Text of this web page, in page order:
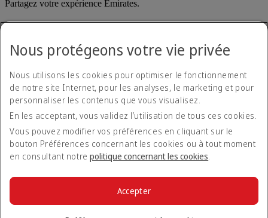
Partagez votre expérience Emirates.
Déclaration d'accessibilité
Nous contacter
Politique de confidentialité
Conditions générales
Politique en matière de cookies
Cyber-sécurité
© 2026 The Emirates Group. Tous droits réservés.
Nous protégeons votre vie privée
Nous utilisons les cookies pour optimiser le fonctionnement
de notre site Internet, pour les analyses, le marketing et pour
personnaliser les contenus que vous visualisez.
En les acceptant, vous validez l’utilisation de tous ces cookies.
Vous pouvez modifier vos préférences en cliquant sur le
bouton Préférences concernant les cookies ou à tout moment
en consultant notrepolitique concernant les cookies.
Accepter